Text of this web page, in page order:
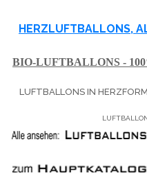
HERZLUFTBALLONS,
BIO-LUFTBALLONS -
LUFTBALLONS IN